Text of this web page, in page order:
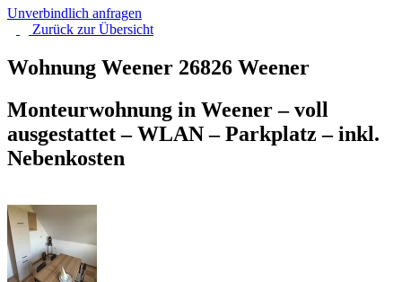
Unverbindlich anfragen
Zurück zurÜbersicht
Wohnung Weener 26826 Weener
Monteurwohnung in Weener – voll
ausgestattet – WLAN – Parkplatz – inkl.
Nebenkosten